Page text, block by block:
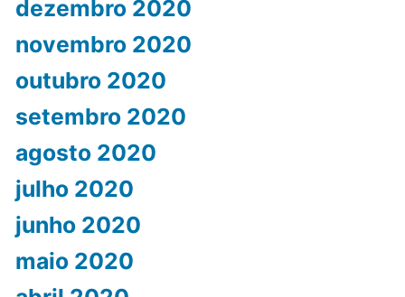
dezembro 2020
novembro 2020
outubro 2020
setembro 2020
agosto 2020
julho 2020
junho 2020
maio 2020